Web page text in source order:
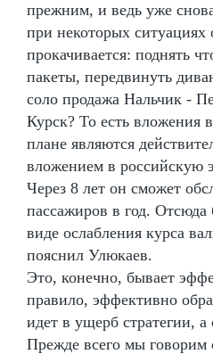
прежним, и ведь уже
при некоторых
прокачивается: поднять
пакеты, передвинуть
соло продажа Нальчик -
Курск? То есть вложения
плане являются
вложением в российскую
Через 8 лет он сможет
пассажиров в год. Отсюда
виде ослабления курса
пояснил Улюкаев.
Это, конечно, бывает
правило, эффективно
идет в ущерб стратегии, а
Прежде всего мы говорим